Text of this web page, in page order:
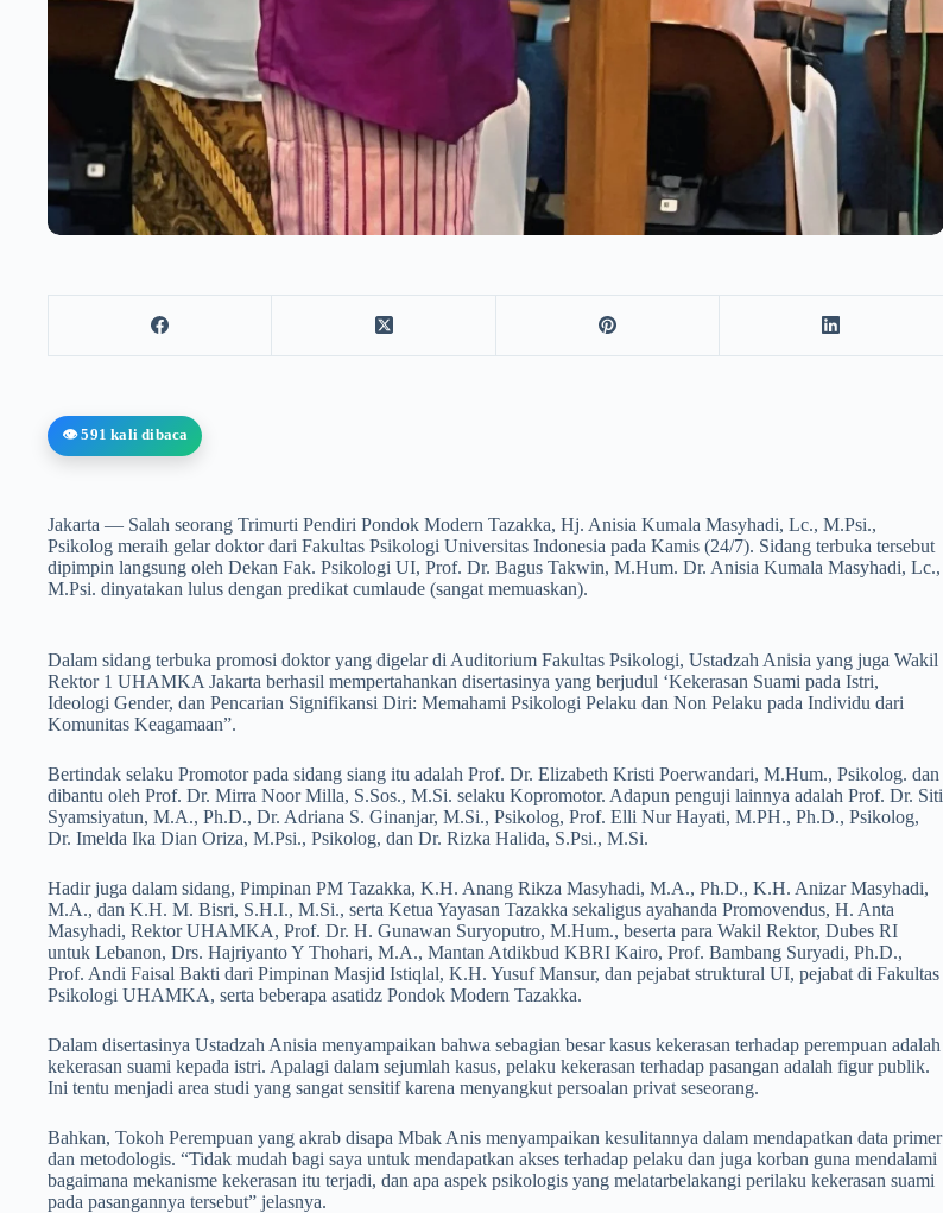
👁️ 591 kali dibaca
Jakarta — Salah seorang Trimurti Pendiri Pondok Modern Tazakka, Hj. Anisia Kumala Masyhadi, Lc., M.Psi.,
Psikolog meraih gelar doktor dari Fakultas Psikologi Universitas Indonesia pada Kamis (24/7). Sidang terbuka tersebut
dipimpin langsung oleh Dekan Fak. Psikologi UI, Prof. Dr. Bagus Takwin, M.Hum. Dr. Anisia Kumala Masyhadi, Lc.,
M.Psi. dinyatakan lulus dengan predikat cumlaude (sangat memuaskan).
Dalam sidang terbuka promosi doktor yang digelar di Auditorium Fakultas Psikologi, Ustadzah Anisia yang juga Wakil
Rektor 1 UHAMKA Jakarta berhasil mempertahankan disertasinya yang berjudul ‘Kekerasan Suami pada Istri,
Ideologi Gender, dan Pencarian Signifikansi Diri: Memahami Psikologi Pelaku dan Non Pelaku pada Individu dari
Komunitas Keagamaan”.
Bertindak selaku Promotor pada sidang siang itu adalah Prof. Dr. Elizabeth Kristi Poerwandari, M.Hum., Psikolog. dan
dibantu oleh Prof. Dr. Mirra Noor Milla, S.Sos., M.Si. selaku Kopromotor. Adapun penguji lainnya adalah Prof. Dr. Siti
Syamsiyatun, M.A., Ph.D., Dr. Adriana S. Ginanjar, M.Si., Psikolog, Prof. Elli Nur Hayati, M.PH., Ph.D., Psikolog,
Dr. Imelda Ika Dian Oriza, M.Psi., Psikolog, dan Dr. Rizka Halida, S.Psi., M.Si.
Hadir juga dalam sidang, Pimpinan PM Tazakka, K.H. Anang Rikza Masyhadi, M.A., Ph.D., K.H. Anizar Masyhadi,
M.A., dan K.H. M. Bisri, S.H.I., M.Si., serta Ketua Yayasan Tazakka sekaligus ayahanda Promovendus, H. Anta
Masyhadi, Rektor UHAMKA, Prof. Dr. H. Gunawan Suryoputro, M.Hum., beserta para Wakil Rektor, Dubes RI
untuk Lebanon, Drs. Hajriyanto Y Thohari, M.A., Mantan Atdikbud KBRI Kairo, Prof. Bambang Suryadi, Ph.D.,
Prof. Andi Faisal Bakti dari Pimpinan Masjid Istiqlal, K.H. Yusuf Mansur, dan pejabat struktural UI, pejabat di Fakultas
Psikologi UHAMKA, serta beberapa asatidz Pondok Modern Tazakka.
Dalam disertasinya Ustadzah Anisia menyampaikan bahwa sebagian besar kasus kekerasan terhadap perempuan adalah
kekerasan suami kepada istri. Apalagi dalam sejumlah kasus, pelaku kekerasan terhadap pasangan adalah figur publik.
Ini tentu menjadi area studi yang sangat sensitif karena menyangkut persoalan privat seseorang.
Bahkan, Tokoh Perempuan yang akrab disapa Mbak Anis menyampaikan kesulitannya dalam mendapatkan data primer
dan metodologis. “Tidak mudah bagi saya untuk mendapatkan akses terhadap pelaku dan juga korban guna mendalami
bagaimana mekanisme kekerasan itu terjadi, dan apa aspek psikologis yang melatarbelakangi perilaku kekerasan suami
pada pasangannya tersebut” jelasnya.